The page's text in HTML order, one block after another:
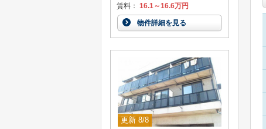
賃料： 16.1～16.6万円
物件詳細を見る
更新 8/8